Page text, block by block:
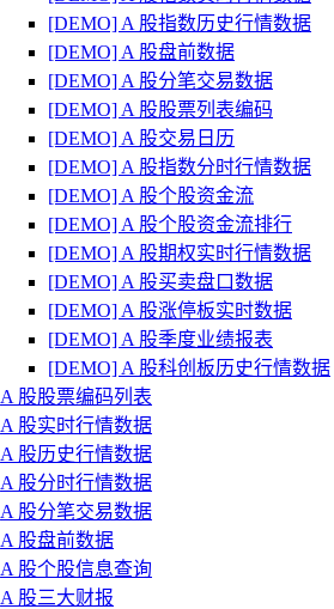
[DEMO] A 股指数历史行情数据
[DEMO] A 股盘前数据
[DEMO] A 股分笔交易数据
[DEMO] A 股股票列表编码
[DEMO] A 股交易日历
[DEMO] A 股指数分时行情数据
[DEMO] A 股个股资金流
[DEMO] A 股个股资金流排行
[DEMO] A 股期权实时行情数据
[DEMO] A 股买卖盘口数据
[DEMO] A 股涨停板实时数据
[DEMO] A 股季度业绩报表
[DEMO] A 股科创板历史行情数据
A 股股票编码列表
A 股实时行情数据
A 股历史行情数据
A 股分时行情数据
A 股分笔交易数据
A 股盘前数据
A 股个股信息查询
A 股三大财报